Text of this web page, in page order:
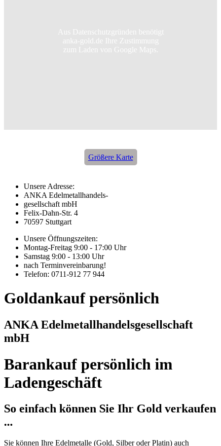
Größere Karte
Aus Datenschutzgründen benötigt
anka-gold.de Ihre Zustimmung
zum Laden von Google Maps.
Unsere Adresse:
ANKA Edelmetallhandels-
gesellschaft mbH
Felix-Dahn-Str. 4
70597 Stuttgart
Unsere Öffnungszeiten:
Montag-Freitag 9:00 - 17:00 Uhr
Samstag 9:00 - 13:00 Uhr
nach Terminvereinbarung!
Telefon: 0711-912 77 944
Goldankauf persönlich
ANKA Edelmetallhandelsgesellschaft
mbH
Barankauf persönlich im
Ladengeschäft
So einfach können Sie Ihr Gold verkaufen
...
Sie können Ihre Edelmetalle (Gold, Silber oder Platin) auch